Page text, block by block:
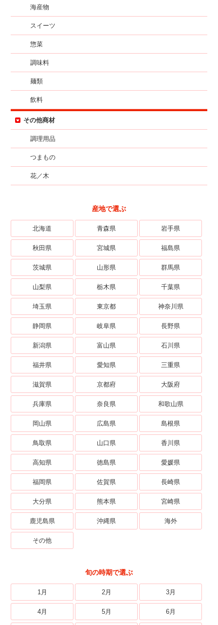
海産物
スイーツ
惣菜
調味料
麺類
飲料
その他商材
調理用品
つまもの
花／木
産地で選ぶ
北海道 青森県 岩手県
秋田県 宮城県 福島県
茨城県 山形県 群馬県
山梨県 栃木県 千葉県
埼玉県 東京都 神奈川県
静岡県 岐阜県 長野県
新潟県 富山県 石川県
福井県 愛知県 三重県
滋賀県 京都府 大阪府
兵庫県 奈良県 和歌山県
岡山県 広島県 島根県
鳥取県 山口県 香川県
高知県 徳島県 愛媛県
福岡県 佐賀県 長崎県
大分県 熊本県 宮崎県
鹿児島県 沖縄県 海外
その他
旬の時期で選ぶ
1月 2月 3月
4月 5月 6月